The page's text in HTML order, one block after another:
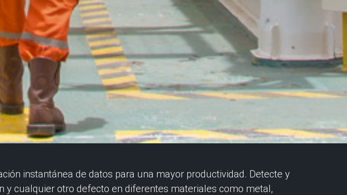
instantánea de datos para una mayor productividad. Detecte y
y cualquier otro defecto en diferentes materiales como metal,